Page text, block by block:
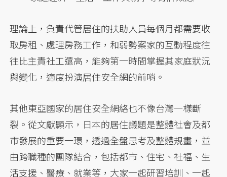
理論上，負責代管居住的扶助人員每個月都需要收
取房租、處理房務工作，和弱勢案家的互動程度往
往比主責社工還高，能夠第一時間掌握其家庭狀況
與變化，適度扮演居住安全網的前哨。
其他東亞國家的居住安全網絡也不像台灣一樣斷
裂。從文獻顯示，日本的居住議題是整體社會及都
市發展的重要一環，透過全盤思考及整體規畫，並
由跨職種的團隊結合，包括都市、住宅、社福、生
活支援、醫療、就業等，大家一起研習培訓、一起